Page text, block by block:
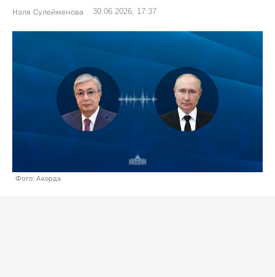
Нэля Сулейменова 30.06.2026, 17:37
Фото: Акорда